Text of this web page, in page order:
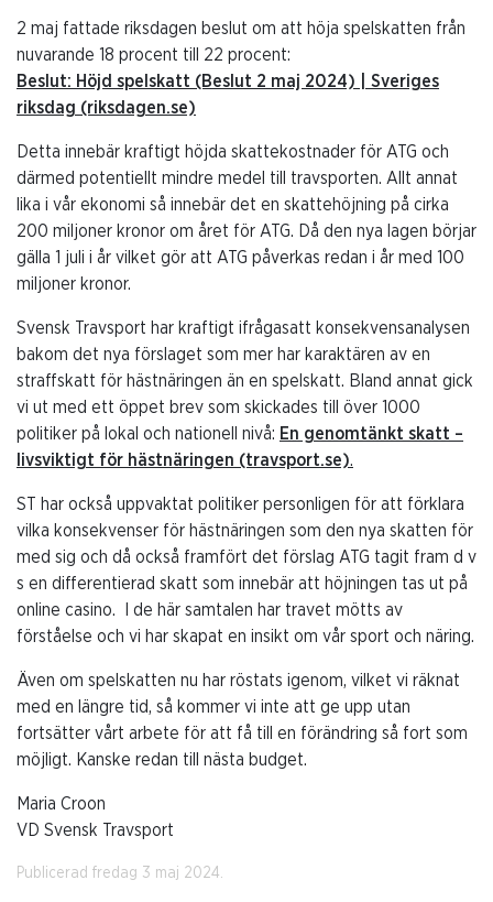
2 maj fattade riksdagen beslut om att höja spelskatten från
nuvarande 18 procent till 22 procent:
Beslut: Höjd spelskatt (Beslut 2 maj 2024) | Sveriges
riksdag (riksdagen.se)
Detta innebär kraftigt höjda skattekostnader för ATG och
därmed potentiellt mindre medel till travsporten. Allt annat
lika i vår ekonomi så innebär det en skattehöjning på cirka
200 miljoner kronor om året för ATG. Då den nya lagen börjar
gälla 1 juli i år vilket gör att ATG påverkas redan i år med 100
miljoner kronor.
Svensk Travsport har kraftigt ifrågasatt konsekvensanalysen
bakom det nya förslaget som mer har karaktären av en
straffskatt för hästnäringen än en spelskatt. Bland annat gick
vi ut med ett öppet brev som skickades till över 1000
politiker på lokal och nationell nivå: En genomtänkt skatt –
livsviktigt för hästnäringen (travsport.se).
ST har också uppvaktat politiker personligen för att förklara
vilka konsekvenser för hästnäringen som den nya skatten för
med sig och då också framfört det förslag ATG tagit fram d v
s en differentierad skatt som innebär att höjningen tas ut på
online casino. I de här samtalen har travet mötts av
förståelse och vi har skapat en insikt om vår sport och näring.
Även om spelskatten nu har röstats igenom, vilket vi räknat
med en längre tid, så kommer vi inte att ge upp utan
fortsätter vårt arbete för att få till en förändring så fort som
möjligt. Kanske redan till nästa budget.
Maria Croon
VD Svensk Travsport
Publicerad fredag 3 maj 2024.